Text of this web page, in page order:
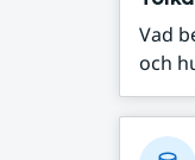
Vad
och